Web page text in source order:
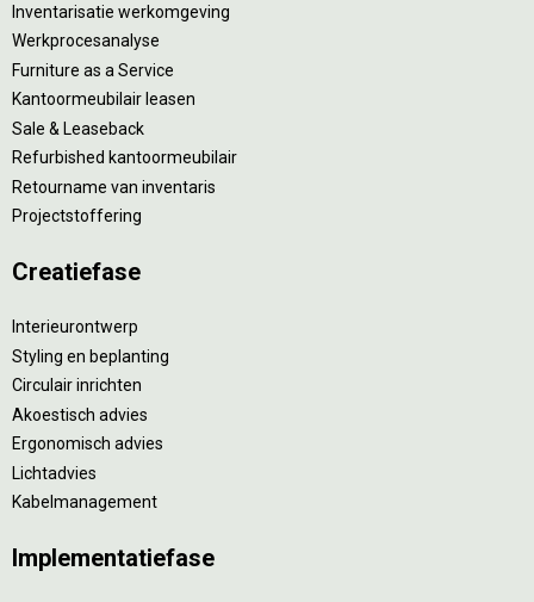
Inventarisatie werkomgeving
Werkprocesanalyse
Furniture as a Service
Kantoormeubilair leasen
Sale & Leaseback
Refurbished kantoormeubilair
Retourname van inventaris
Projectstoffering
Creatiefase
Interieurontwerp
Styling en beplanting
Circulair inrichten
Akoestisch advies
Ergonomisch advies
Lichtadvies
Kabelmanagement
Implementatiefase